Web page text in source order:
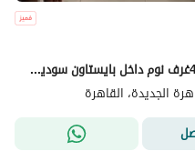
فرصة مميزة للسكن في دوبلكس فاخر 4غرف نوم داخل بايستاون سوديك، بتشطيب راقٍ وحالة أول سكن. القاهرة الجديدة
الجديدة، القاهرة